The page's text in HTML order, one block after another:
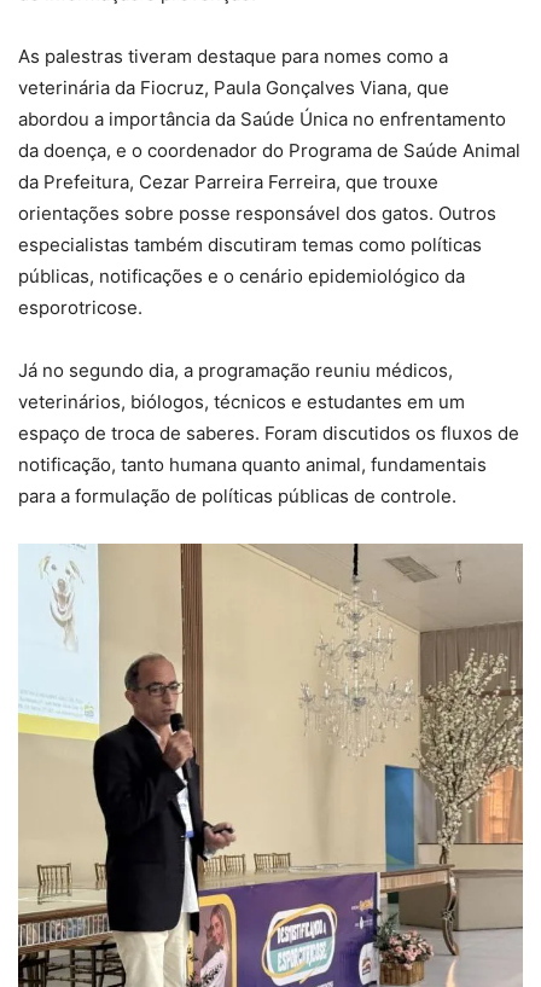
As palestras tiveram destaque para nomes como a
veterinária da Fiocruz, Paula Gonçalves Viana, que
abordou a importância da Saúde Única no enfrentamento
da doença, e o coordenador do Programa de Saúde Animal
da Prefeitura, Cezar Parreira Ferreira, que trouxe
orientações sobre posse responsável dos gatos. Outros
especialistas também discutiram temas como políticas
públicas, notificações e o cenário epidemiológico da
esporotricose.
Já no segundo dia, a programação reuniu médicos,
veterinários, biólogos, técnicos e estudantes em um
espaço de troca de saberes. Foram discutidos os fluxos de
notificação, tanto humana quanto animal, fundamentais
para a formulação de políticas públicas de controle.